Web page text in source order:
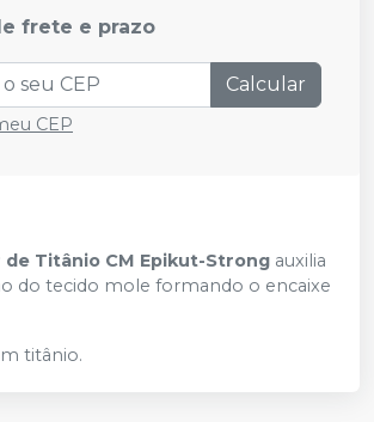
frete e prazo
Calcular
CEP
Titânio CM Epikut-Strong auxilia
do tecido mole formando o encaixe
titânio.